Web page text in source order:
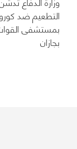
التطعيم ضد
بمستشفى
بجازان